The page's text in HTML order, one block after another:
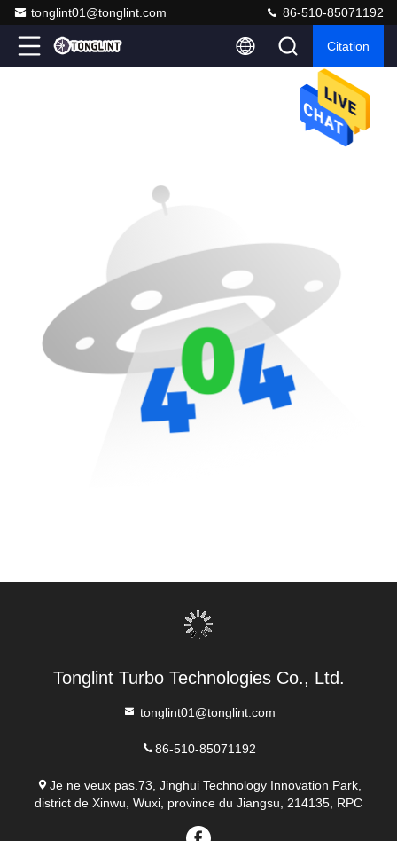
tonglint01@tonglint.com 86-510-85071192
Citation
Tonglint Turbo Technologies Co., Ltd.
tonglint01@tonglint.com
86-510-85071192
Je ne veux pas.73, Jinghui Technology Innovation Park,
district de Xinwu, Wuxi, province du Jiangsu, 214135, RPC